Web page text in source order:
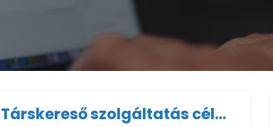
Társkereső szolgáltatás célcsoportra hangolva